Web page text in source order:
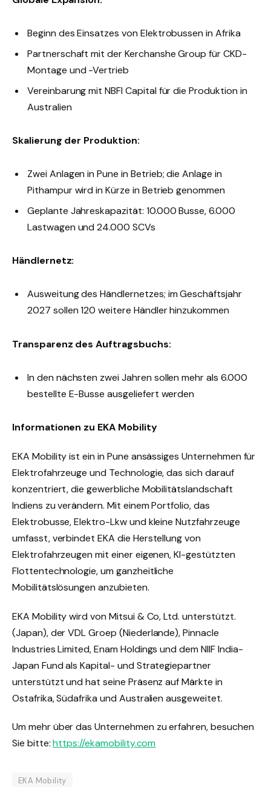
Beginn des Einsatzes von Elektrobussen in Afrika
Partnerschaft mit der Kerchanshe Group für CKD-
Montage und -Vertrieb
Vereinbarung mit NBFI Capital für die Produktion in
Australien
Skalierung der Produktion:
Zwei Anlagen in Pune in Betrieb; die Anlage in
Pithampur wird in Kürze in Betrieb genommen
Geplante Jahreskapazität: 10.000 Busse, 6.000
Lastwagen und 24.000 SCVs
Händlernetz:
Ausweitung des Händlernetzes; im Geschäftsjahr
2027 sollen 120 weitere Händler hinzukommen
Transparenz des Auftragsbuchs:
In den nächsten zwei Jahren sollen mehr als 6.000
bestellte E-Busse ausgeliefert werden
Informationen zu EKA Mobility
EKA Mobility ist ein in Pune ansässiges Unternehmen für
Elektrofahrzeuge und Technologie, das sich darauf
konzentriert, die gewerbliche Mobilitätslandschaft
Indiens zu verändern. Mit einem Portfolio, das
Elektrobusse, Elektro-Lkw und kleine Nutzfahrzeuge
umfasst, verbindet EKA die Herstellung von
Elektrofahrzeugen mit einer eigenen, KI-gestützten
Flottentechnologie, um ganzheitliche
Mobilitätslösungen anzubieten.
EKA Mobility wird von Mitsui & Co, Ltd. unterstützt.
(Japan), der VDL Groep (Niederlande), Pinnacle
Industries Limited, Enam Holdings und dem NIIF India-
Japan Fund als Kapital- und Strategiepartner
unterstützt und hat seine Präsenz auf Märkte in
Ostafrika, Südafrika und Australien ausgeweitet.
Um mehr über das Unternehmen zu erfahren, besuchen
Sie bitte:https://ekamobility.com
EKA Mobility